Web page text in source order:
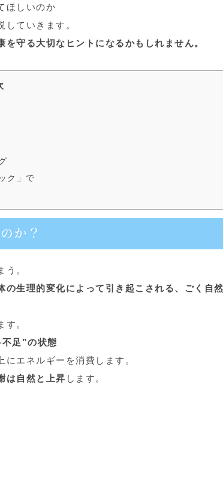
ほしいのか
ていきます。
を守る大切なヒントになるかもしれません。
ク」で
か？
。
の生理的変化によって引き起こされる、ごく自
。
足”の状態
エネルギーを消費します。
は自然と上昇 します。